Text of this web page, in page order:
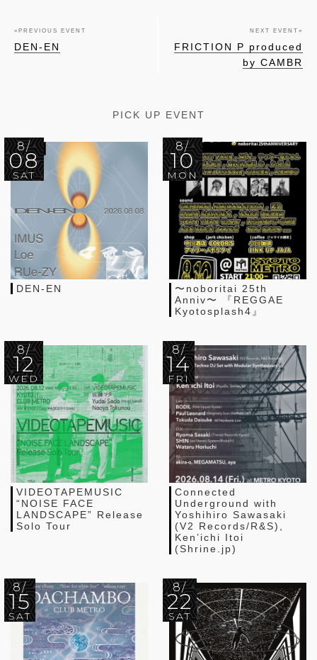
« PREVIOUS EVENT
DEN-EN
NEXT EVENT »
FRICTION P produced
by CAMBR
PICK UP EVENT
8/
08
SAT
DEN-EN
8/
10
MON
〜noboritai 25th
Anniv〜 『REGGAE
Kyotosplash4』
8/
12
WED
VIDEOTAPEMUSIC
“NOISE FACE
LANDSCAPE” Release
Solo Tour
8/
14
FRI
Connected
Underground with
Yoshihiro Sawasaki
(V2 Records/R&S),
Ken’ichi Itoi
(Shrine.jp)
8/
15
SAT
8/
22
SAT